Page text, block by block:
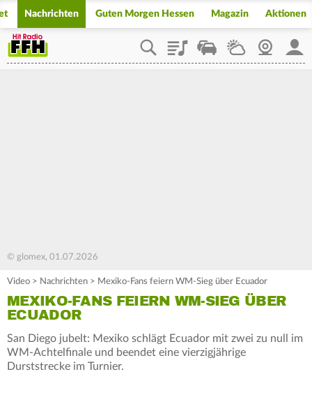
Nachrichten Guten Morgen Hessen Magazin Aktionen
PlaylistStaupilotWetterWebcam
© glomex, 01.07.2026
Video > Nachrichten > Mexiko-Fans feiern WM-Sieg über Ecuador
MEXIKO-FANS FEIERN WM-SIEG ÜBER
ECUADOR
San Diego jubelt: Mexiko schlägt Ecuador mit zwei zu null im
WM-Achtelfinale und beendet eine vierzigjährige
Durststrecke im Turnier.